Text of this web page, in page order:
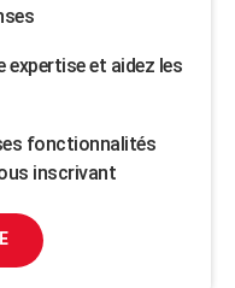
et aidez les
fonctionnalités
inscrivant